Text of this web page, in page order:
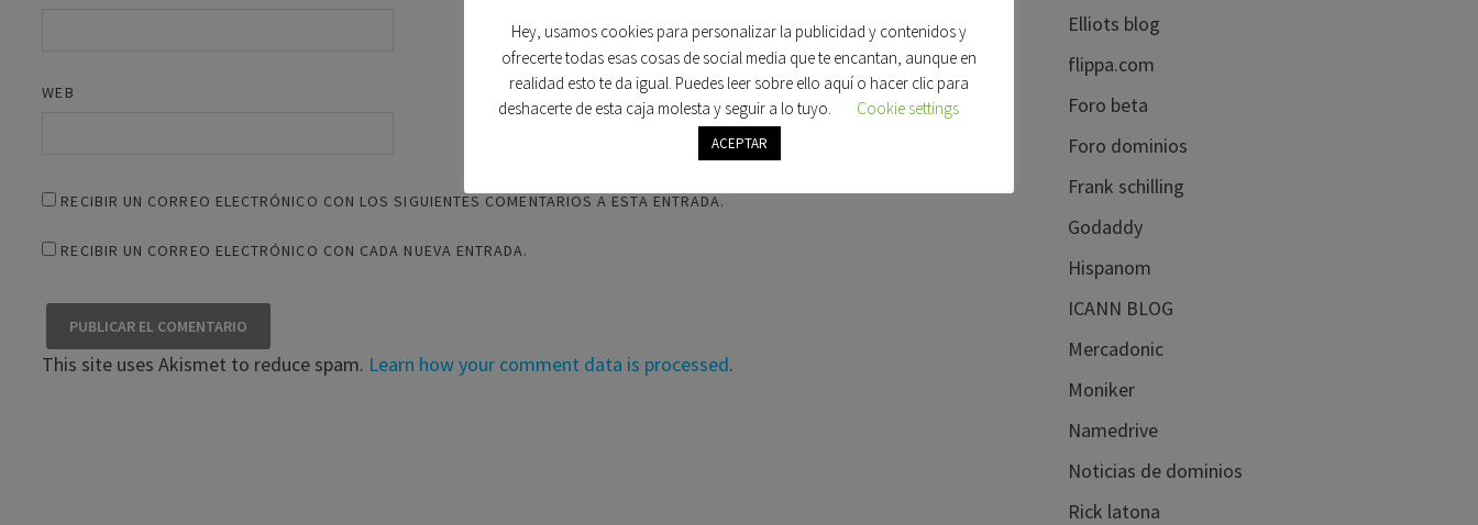
WEB
RECIBIR UN CORREO ELECTRÓNICO CON LOS SIGUIENTES COMENTARIOS A ESTA ENTRADA.
RECIBIR UN CORREO ELECTRÓNICO CON CADA NUEVA ENTRADA.
This site uses Akismet to reduce spam. Learn how your comment data is processed.
Elliots blog
flippa.com
Foro beta
Foro dominios
Frank schilling
Godaddy
Hispanom
ICANN BLOG
Mercadonic
Moniker
Namedrive
Noticias de dominios
Rick latona
Hey, usamos cookies para personalizar la publicidad y contenidos y
ofrecerte todas esas cosas de social media que te encantan, aunque en
realidad esto te da igual. Puedes leer sobre ello aquí o hacer clic para
deshacerte de esta caja molesta y seguir a lo tuyo.
Cookie settings
ACEPTAR